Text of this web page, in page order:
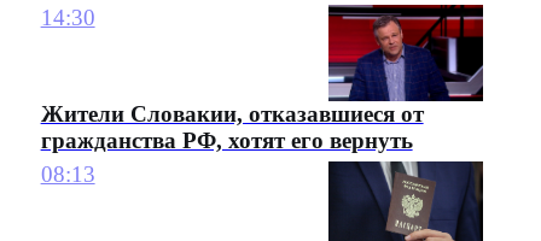
14:30
Жители Словакии, отказавшиеся от
гражданства РФ, хотят его вернуть
08:13